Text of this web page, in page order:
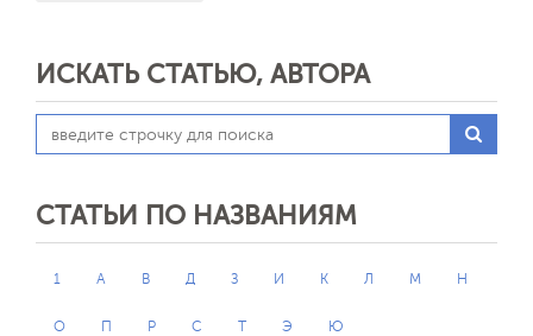
ИСКАТЬ СТАТЬЮ, АВТОРА
СТАТЬИ ПО НАЗВАНИЯМ
1 А В Д З И К Л М Н
О П Р С Т Э Ю